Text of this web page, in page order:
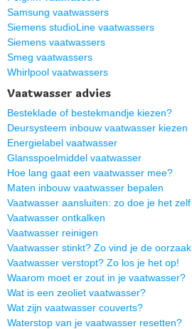
Samsung vaatwassers
Siemens studioLine vaatwassers
Siemens vaatwassers
Smeg vaatwassers
Whirlpool vaatwassers
Vaatwasser advies
Besteklade of bestekmandje kiezen?
Deursysteem inbouw vaatwasser kiezen
Energielabel vaatwasser
Glansspoelmiddel vaatwasser
Hoe lang gaat een vaatwasser mee?
Maten inbouw vaatwasser bepalen
Vaatwasser aansluiten: zo doe je het zelf
Vaatwasser ontkalken
Vaatwasser reinigen
Vaatwasser stinkt? Zo vind je de oorzaak
Vaatwasser verstopt? Zo los je het op!
Waarom moet er zout in je vaatwasser?
Wat is een zeoliet vaatwasser?
Wat zijn vaatwasser couverts?
Waterstop van je vaatwasser resetten?